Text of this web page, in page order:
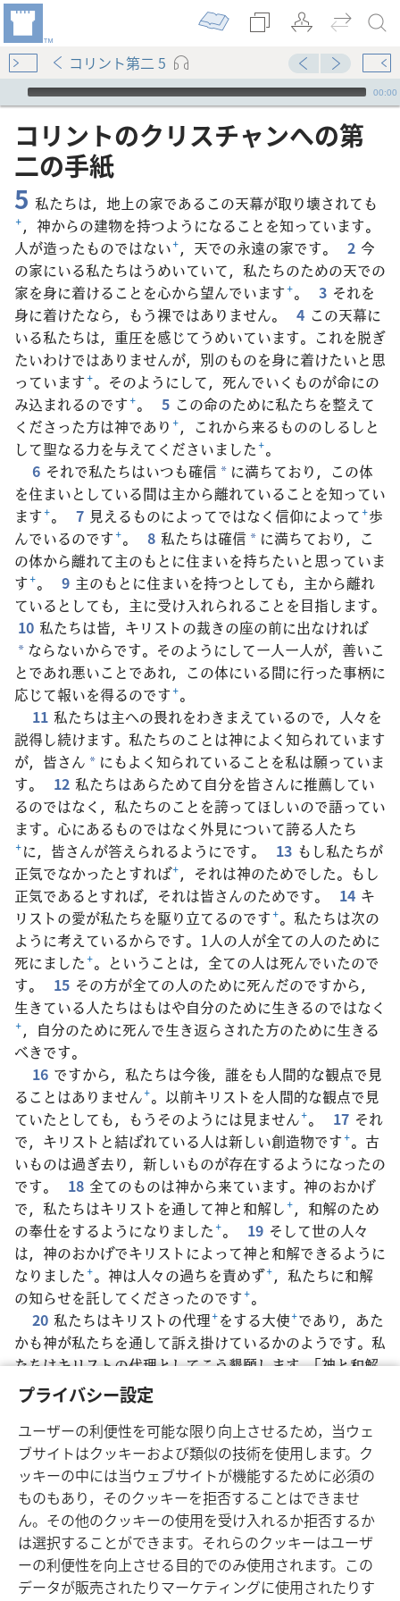
プライバシー設定
ユーザーの利便性を可能な限り向上させるため，当ウェ
ブサイトはクッキーおよび類似の技術を使用します。ク
ッキーの中には当ウェブサイトが機能するために必須の
ものもあり，そのクッキーを拒否することはできませ
ん。その他のクッキーの使用を受け入れるか拒否するか
は選択することができます。それらのクッキーはユーザ
ーの利便性を向上させる目的でのみ使用されます。この
データが販売されたりマーケティングに使用されたりす
コリント第二 5
Audio Player
00:00
コリント​の​クリスチャン​へ​の​第​
二​の​手紙
5 私たちは，地上の家であるこの天幕が取り壊されても
+，神からの建物を持つようになることを知っています。
人が造ったものではない+，天での永遠の家です。 2 今
の家にいる私たちはうめいていて，私たちのための天での
家を身に着けることを心から望んでいます+。 3 それを
身に着けたなら，もう裸ではありません。
4 この天幕に
いる私たちは，重圧を感じてうめいています。これを脱ぎ
たいわけではありませんが，別のものを身に着けたいと思
っています+。そのようにして，死んでいくものが命にの
み込まれるのです+。 5 この命のために私たちを整えて
くださった方は神であり +，これから来るもののしるしと
して聖なる力を与えてくださいました+。
6 それで私たちはいつも確信 * に満ちており，この体
を住まいとしている間は主から離れていることを知ってい
ます+。 7 見えるものによってではなく信仰によって+歩
んでいるのです+。 8 私たちは確信 * に満ちており，こ
の体から離れて主のもとに住まいを持ちたいと思っていま
す+。 9 主のもとに住まいを持つとしても，主から離れ
ているとしても，主に受け入れられることを目指します。
10 私たちは皆，キリストの裁きの座の前に出なければ
* ならないからです。そのようにして一人一人が，善いこ
とであれ悪いことであれ，この体にいる間に行った事柄に
応じて報いを得るのです+。
11 私たちは主への畏れをわきまえているので，人々を
説得し続けます。私たちのことは神によく知られています
が，皆さん * にもよく知られていることを私は願っていま
す。
12 私たちはあらためて自分を皆さんに推薦してい
るのではなく，私たちのことを誇ってほしいので語ってい
ます。心にあるものではなく外見について誇る人たち
+に，皆さんが答えられるようにです。 13 もし私たちが
正気でなかったとすれば+，それは神のためでした。もし
正気であるとすれば，それは皆さんのためです。
14 キ
リストの愛が私たちを駆り立てるのです+。私たちは次の
ように考えているからです。1人の人が全ての人のために
死にました+。ということは，全ての人は死んでいたので
す。
15 その方が全ての人のために死んだのですから，
生きている人たちはもはや自分のために生きるのではなく
+，自分のために死んで生き返らされた方のために生きる
べきです。
16 ですから，私たちは今後，誰をも人間的な観点で見
ることはありません+。以前キリストを人間的な観点で見
ていたとしても，もうそのようには見ません+。 17 それ
で，キリストと結ばれている人は新しい創造物です+。古
いものは過ぎ去り，新しいものが存在するようになったの
です。
18 全てのものは神から来ています。神のおかげ
で，私たちはキリストを通して神と和解し+，和解のため
の奉仕をするようになりました+。 19 そして世の人々
は，神のおかげでキリストによって神と和解できるように
なりました+。神は人々の過ちを責めず+，私たちに和解
の知らせを託してくださったのです+。
20 私たちはキリストの代理+をする大使+であり，あた
かも神が私たちを通して訴え掛けているかのようです。私
たちはキリストの代理としてこう懇願します。「神と和解
してください」。21
私たちのための罪の捧げ物としました。その方のおかげ
で，私たちは神から正しいと見なしていただくことができ
ます+。
日本語 シェアする 設定
Copyright © 2026 Watch Tower Bible and Tract Society of Pennsylvania
利用規約
プライバシーに関する方針 プライバシー設定 JW.ORG